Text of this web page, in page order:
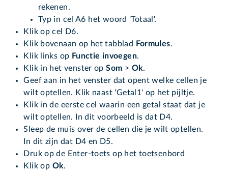
rekenen.
Typ in cel A6 het woord 'Totaal'.
Klik op cel D6.
Klik bovenaan op het tabblad
Formules.
Klik links op Functie invoegen.
Klik in het venster opSom > Ok.
Geef aan in het venster dat opent welke cellen je
wilt optellen. Klik naast 'Getal1' op het pijltje.
Klik in de eerste cel waarin een getal staat dat je
wilt optellen. In dit voorbeeld is dat D4.
Sleep de muis over de cellen die je wilt optellen.
In dit zijn dat D4 en D5.
Druk op de Enter-toets op het toetsenbord
Klik op Ok.